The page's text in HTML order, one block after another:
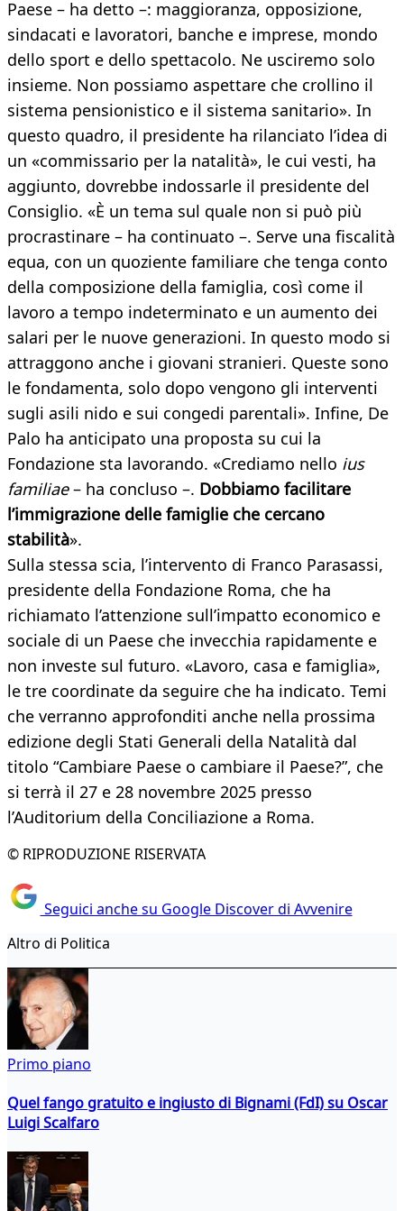
Paese – ha detto –: maggioranza, opposizione,
sindacati e lavoratori, banche e imprese, mondo
dello sport e dello spettacolo. Ne usciremo solo
insieme. Non possiamo aspettare che crollino il
sistema pensionistico e il sistema sanitario». In
questo quadro, il presidente ha rilanciato l’idea di
un «commissario per la natalità», le cui vesti, ha
aggiunto, dovrebbe indossarle il presidente del
Consiglio. «È un tema sul quale non si può più
procrastinare – ha continuato –. Serve una fiscalità
equa, con un quoziente familiare che tenga conto
della composizione della famiglia, così come il
lavoro a tempo indeterminato e un aumento dei
salari per le nuove generazioni. In questo modo si
attraggono anche i giovani stranieri. Queste sono
le fondamenta, solo dopo vengono gli interventi
sugli asili nido e sui congedi parentali». Infine, De
Palo ha anticipato una proposta su cui la
Fondazione sta lavorando. «Crediamo nello ius
familiae– ha concluso –. Dobbiamo facilitare
l’immigrazione delle famiglie che cercano
stabilità».
Sulla stessa scia, l’intervento di Franco Parasassi,
presidente della Fondazione Roma, che ha
richiamato l’attenzione sull’impatto economico e
sociale di un Paese che invecchia rapidamente e
non investe sul futuro. «Lavoro, casa e famiglia»,
le tre coordinate da seguire che ha indicato. Temi
che verranno approfonditi anche nella prossima
edizione degli Stati Generali della Natalità dal
titolo “Cambiare Paese o cambiare il Paese?”, che
si terrà il 27 e 28 novembre 2025 presso
l’Auditorium della Conciliazione a Roma.
© RIPRODUZIONE RISERVATA
Seguici anche su Google Discover di Avvenire
Altro di Politica
Primo piano
Quel fango gratuito e ingiusto di Bignami (FdI) su Oscar
Luigi Scalfaro